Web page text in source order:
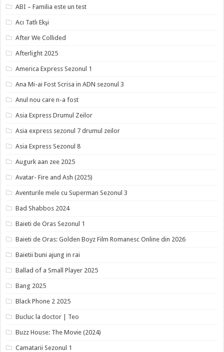
ABI – Familia este un test
Acı Tatlı Ekşi
After We Collided
Afterlight 2025
America Express Sezonul 1
Ana Mi-ai Fost Scrisa in ADN sezonul 3
Anul nou care n-a fost
Asia Express Drumul Zeilor
Asia express sezonul 7 drumul zeilor
Asia Express Sezonul 8
Augurk aan zee 2025
Avatar- Fire and Ash (2025)
Aventurile mele cu Superman Sezonul 3
Bad Shabbos 2024
Baieti de Oras Sezonul 1
Baieti de Oras: Golden Boyz Film Romanesc Online din 2026
Baietii buni ajung in rai
Ballad of a Small Player 2025
Bang 2025
Black Phone 2 2025
Bucluc la doctor | Teo
Buzz House: The Movie (2024)
Camatarii Sezonul 1